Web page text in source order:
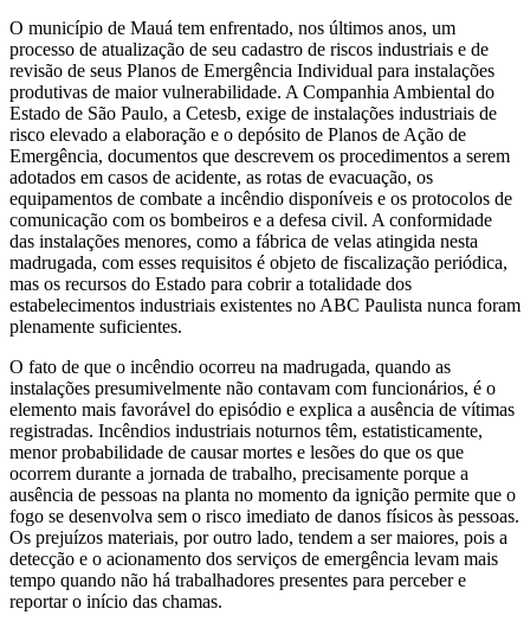
O município de Mauá tem enfrentado, nos últimos anos, um
processo de atualização de seu cadastro de riscos industriais e de
revisão de seus Planos de Emergência Individual para instalações
produtivas de maior vulnerabilidade. A Companhia Ambiental do
Estado de São Paulo, a Cetesb, exige de instalações industriais de
risco elevado a elaboração e o depósito de Planos de Ação de
Emergência, documentos que descrevem os procedimentos a serem
adotados em casos de acidente, as rotas de evacuação, os
equipamentos de combate a incêndio disponíveis e os protocolos de
comunicação com os bombeiros e a defesa civil. A conformidade
das instalações menores, como a fábrica de velas atingida nesta
madrugada, com esses requisitos é objeto de fiscalização periódica,
mas os recursos do Estado para cobrir a totalidade dos
estabelecimentos industriais existentes no ABC Paulista nunca foram
plenamente suficientes.
O fato de que o incêndio ocorreu na madrugada, quando as
instalações presumivelmente não contavam com funcionários, é o
elemento mais favorável do episódio e explica a ausência de vítimas
registradas. Incêndios industriais noturnos têm, estatisticamente,
menor probabilidade de causar mortes e lesões do que os que
ocorrem durante a jornada de trabalho, precisamente porque a
ausência de pessoas na planta no momento da ignição permite que o
fogo se desenvolva sem o risco imediato de danos físicos às pessoas.
Os prejuízos materiais, por outro lado, tendem a ser maiores, pois a
detecção e o acionamento dos serviços de emergência levam mais
tempo quando não há trabalhadores presentes para perceber e
reportar o início das chamas.